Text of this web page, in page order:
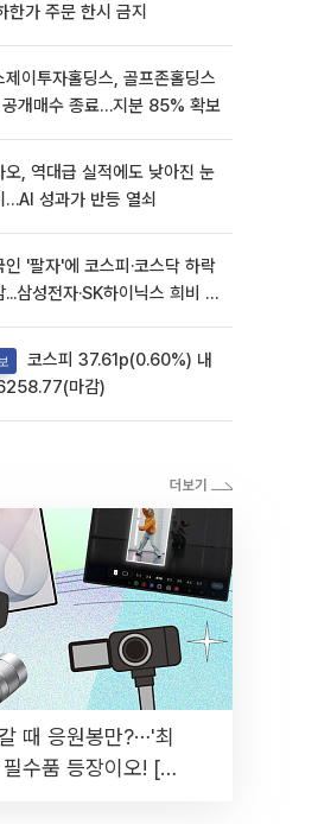
한가 주문 한시 금지
제이투자홀딩스, 골프존홀딩스
공개매수 종료…지분 85% 확보
오, 역대급 실적에도 낮아진 눈
…AI 성과가 반등 열쇠
인 '팔자'에 코스피·코스닥 하락
...삼성전자·SK하이닉스 희비 갈
마감)
때 응원봉만?⋯'최
수품 등장이오! [솔